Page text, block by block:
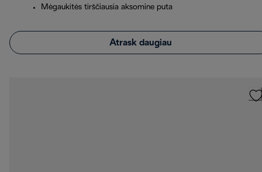
Mėgaukitės tirščiausia aksomine puta
Atrask daugiau